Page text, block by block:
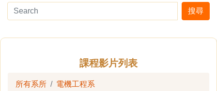
搜尋
課程影片列表
所有系所
電機工程系